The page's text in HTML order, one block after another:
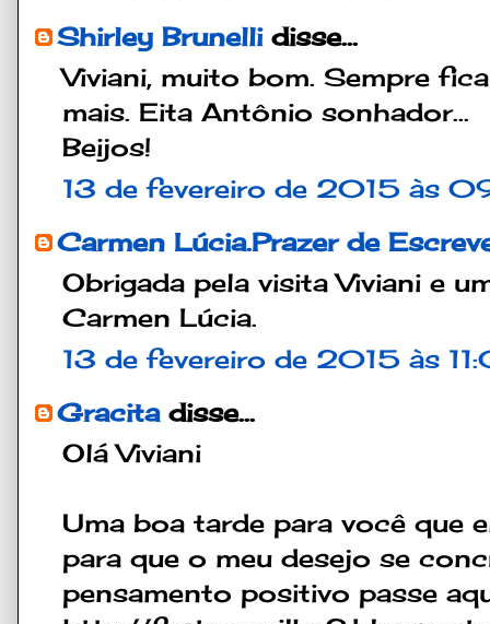
Shirley Brunellidisse...
Viviani, muito bom. Sempre
mais. Eita Antônio sonhador...
Beijos!
13 de fevereiro de 2015 às
Carmen Lúcia.Prazer de
Obrigada pela visita Viviani e
Carmen Lúcia.
13 de fevereiro de 2015 às
Gracitadisse...
Olá Viviani
Uma boa tarde para você que
para que o meu desejo se
pensamento positivo passe